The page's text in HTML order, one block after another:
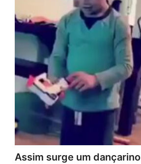
Assim surge um dançarino